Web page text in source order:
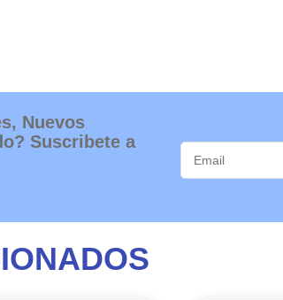
Nuevos
Suscribete a